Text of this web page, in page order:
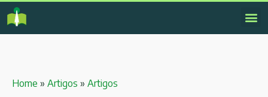
Home » Artigos » Artigos